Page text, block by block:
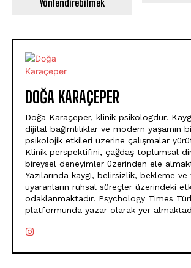
Yönlendirebilmek
DOĞA KARAÇEPER
Doğa Karaçeper, klinik psikologdur.
dijital bağımlılıklar ve modern yaşamın
psikolojik etkileri üzerine çalışmalar
Klinik perspektifini, çağdaş toplumsal
bireysel deneyimler üzerinden ele
Yazılarında kaygı, belirsizlik, bekleme
uyaranların ruhsal süreçler üzerindeki
odaklanmaktadır. Psychology Times
platformunda yazar olarak yer